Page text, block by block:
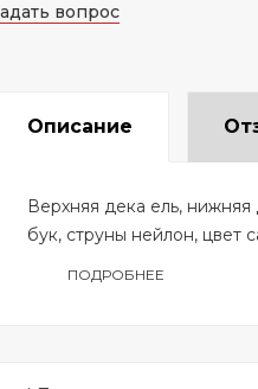
вопрос
Описание
Верхняя дека ель,
бук, струны нейлон, цвет
ПОДРОБНЕЕ